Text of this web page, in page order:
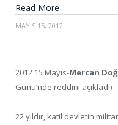
Read More
MAYIS 15, 2012 ·
2012 15 Mayıs-Mercan
Günü’nde reddini açıkladı)
22 yıldır, katil devletin